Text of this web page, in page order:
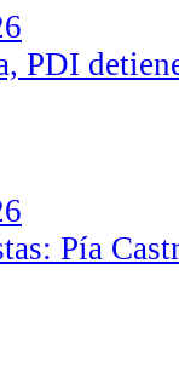
PDI
Pía